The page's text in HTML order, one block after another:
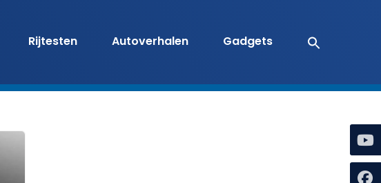
Rijtesten Autoverhalen Gadgets